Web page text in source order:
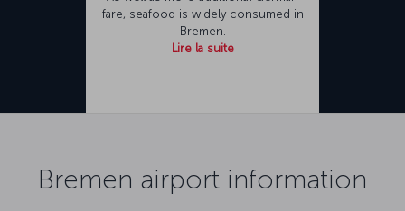
fare, seafood is widely consumed in
Bremen.
Lire la suite
Bremen airport information